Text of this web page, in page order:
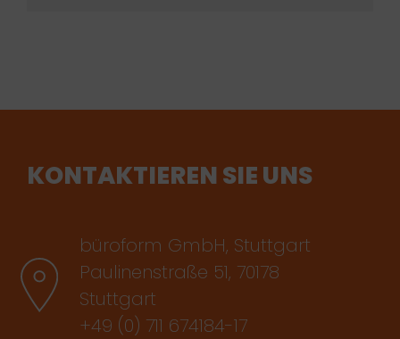
KONTAKTIEREN SIE UNS
büroform GmbH, Stuttgart
Paulinenstraße 51, 70178
Stuttgart
+49 (0) 711 674184-17